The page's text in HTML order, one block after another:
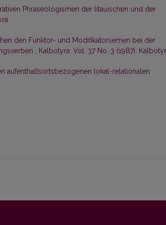
Phraseologismen der litauischen und der
den Funktor- und Modifikatorsemen bei der
, Kalbotyra: Vol. 37 No. 3 (1987):
aufenthaltsortsbezogenen lokal-relationalen